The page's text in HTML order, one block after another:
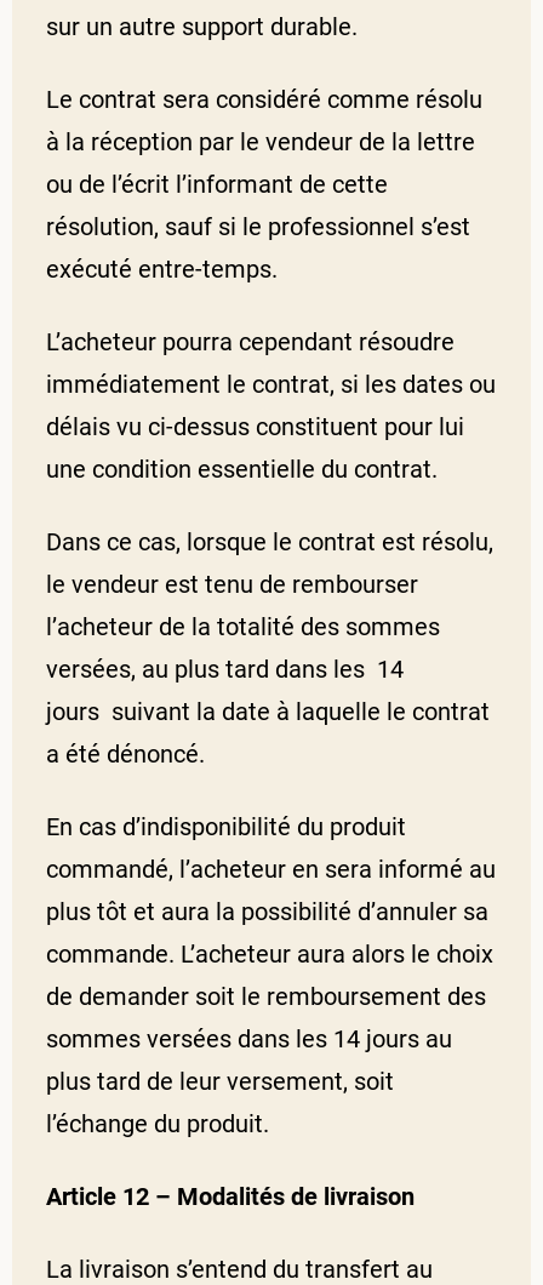
sur un autre support durable.
Le contrat sera considéré comme résolu
à la réception par le vendeur de la lettre
ou de l’écrit l’informant de cette
résolution, sauf si le professionnel s’est
exécuté entre-temps.
L’acheteur pourra cependant résoudre
immédiatement le contrat, si les dates ou
délais vu ci-dessus constituent pour lui
une condition essentielle du contrat.
Dans ce cas, lorsque le contrat est résolu,
le vendeur est tenu de rembourser
l’acheteur de la totalité des sommes
versées, au plus tard dans les 14
jours suivant la date à laquelle le contrat
a été dénoncé.
En cas d’indisponibilité du produit
commandé, l’acheteur en sera informé au
plus tôt et aura la possibilité d’annuler sa
commande. L’acheteur aura alors le choix
de demander soit le remboursement des
sommes versées dans les 14 jours au
plus tard de leur versement, soit
l’échange du produit.
Article 12 – Modalités de livraison
La livraison s’entend du transfert au